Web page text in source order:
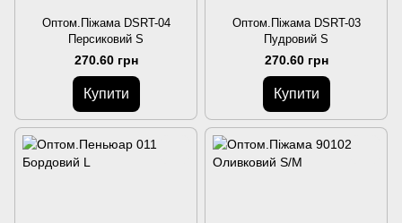
Оптом.Піжама DSRT-04
Персиковий S
270.60 грн
Купити
Оптом.Піжама DSRT-03
Пудровий S
270.60 грн
Купити